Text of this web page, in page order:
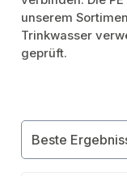
unserem
Trinkwasser
geprüft.